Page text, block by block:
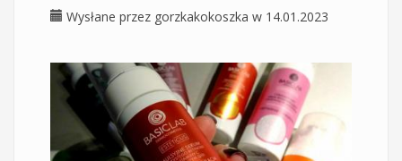
Wysłane przez gorzkakokoszka w 14.01.2023